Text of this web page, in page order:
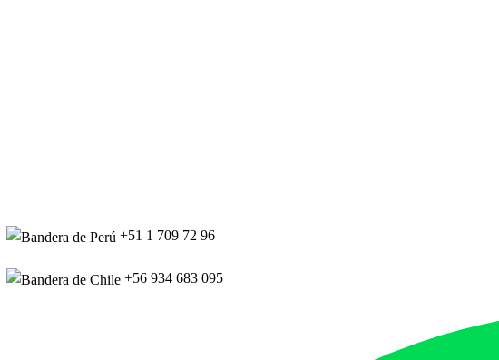
+51 1 709 72 96
+56 934 683 095